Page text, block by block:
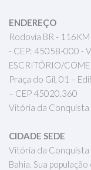
ENDEREÇO
Rodovia BR -
- CEP: 45058-000 -
ESCRITÓRIO/
Praça do Gil, 01 –
– CEP 45020.360
Vitória da Conquista
CIDADE SEDE
Vitória da Conquista
Bahia. Sua